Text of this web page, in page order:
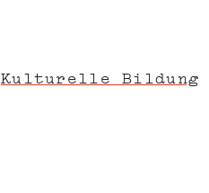
Kulturelle Bildung